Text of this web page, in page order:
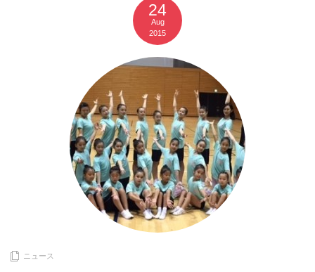
24
Aug
2015
ニュース